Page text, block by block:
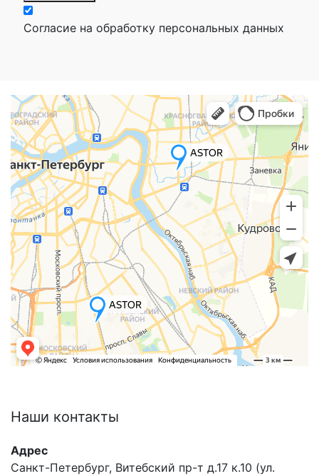
Согласие на обработку персональных данных
Наши контакты
Адрес
Санкт-Петербург, Витебский пр-т д.17 к.10 (ул.